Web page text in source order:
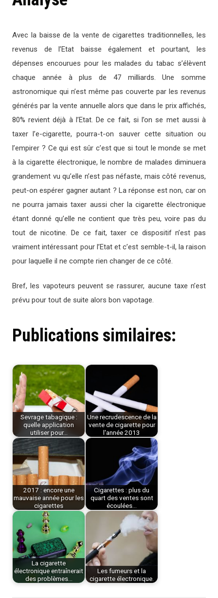
Avec la baisse de la vente de cigarettes traditionnelles, les
revenus de l’Etat baisse également et pourtant, les
dépenses encourues pour les malades du tabac s’élèvent
chaque année à plus de 47 milliards. Une somme
astronomique qui n’est même pas couverte par les revenus
générés par la vente annuelle alors que dans le prix affichés,
80% revient déjà à l’Etat. De ce fait, si l’on se met aussi à
taxer l’e-cigarette, pourra-t-on sauver cette situation ou
l’empirer ? Ce qui est sûr c’est que si tout le monde se met
à la cigarette électronique, le nombre de malades diminuera
grandement vu qu’elle n’est pas néfaste, mais côté revenus,
peut-on espérer gagner autant ? La réponse est non, car on
ne pourra jamais taxer aussi cher la cigarette électronique
étant donné qu’elle ne contient que très peu, voire pas du
tout de nicotine. De ce fait, taxer ce dispositif n’est pas
vraiment intéressant pour l’Etat et c’est semble-t-il, la raison
pour laquelle il ne compte rien changer de ce côté.
Bref, les vapoteurs peuvent se rassurer, aucune taxe n’est
prévu pour tout de suite alors bon vapotage.
Publications similaires:
Sevrage tabagique :
quelle application
utiliser pour…
Une recrudescence de la
vente de cigarette pour
l'année 2013
2017 : encore une
mauvaise année pour les
cigarettes
Cigarettes : plus du
quart des ventes sont
écoulées…
La cigarette
électronique entraînerait
des problèmes…
Les fumeurs et la
cigarette électronique.